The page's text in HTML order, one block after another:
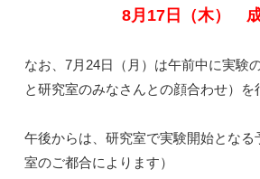
8月17日（木） 成果
なお、7月24日（月）は午前中に実験
と研究室のみなさんとの顔合わせ）を
午後からは、研究室で実験開始とな
室のご都合によります）